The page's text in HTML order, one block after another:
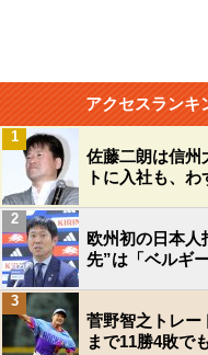
アクセスランキ
佐藤二朗は信州
トに入社も、
1
欧州初の日本人
先”は「ベルギ
2
菅野智之トレー
まで11勝4敗で
3